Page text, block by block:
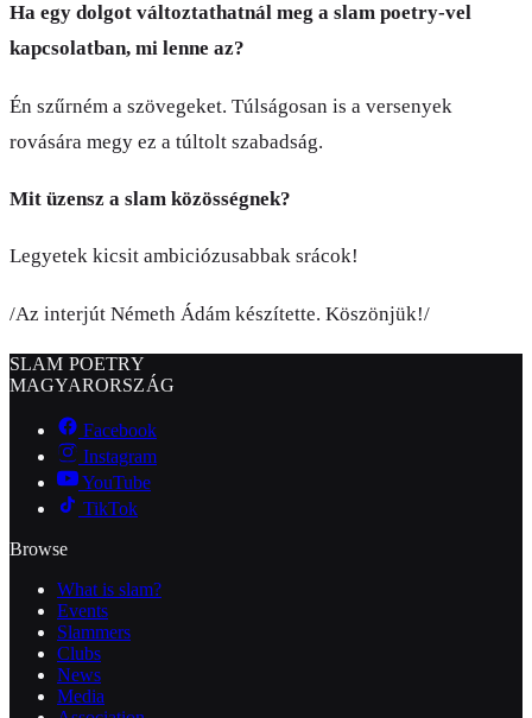
Ha egy dolgot változtathatnál meg a slam poetry-vel
kapcsolatban, mi lenne az?
Én szűrném a szövegeket. Túlságosan is a versenyek
rovására megy ez a túltolt szabadság.
Mit üzensz a slam közösségnek?
Legyetek kicsit ambiciózusabbak srácok!
/Az interjút Németh Ádám készítette. Köszönjük!/
SLAM POETRY
MAGYARORSZÁG
Facebook
Instagram
YouTube
TikTok
Browse
What is slam?
Events
Slammers
Clubs
News
Media